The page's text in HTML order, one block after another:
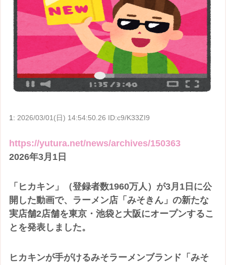
1: 2026/03/01(日) 14:54:50.26 ID:c9/K33ZI9
https://yutura.net/news/archives/150363
2026年3月1日
「ヒカキン」（登録者数1960万人）が3月1日に公
開した動画で、ラーメン店「みそきん」の新たな
実店舗2店舗を東京・池袋と大阪にオープンするこ
とを発表しました。
ヒカキンが手がけるみそラーメンブランド「みそ